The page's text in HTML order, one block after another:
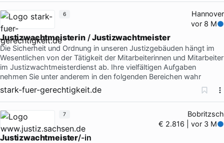
Hannover
vor 8 M
Justizwachtmeisterin/Justizwachtmeister
Die Sicherheit und Ordnung in unseren Justizgebäuden hängt im
Wesentlichen von der Tätigkeit der Mitarbeiterinnen und Mitarbeiter
im Justizwachtmeisterdienst ab. Ihre vielfältigen Aufgaben
nehmen Sie unter anderem in den folgenden Bereichen wahr
stark-fuer-gerechtigkeit.de
6
Bobritzsch
€ 2.816 | vor 3 M
Justizwachtmeister/-in
7